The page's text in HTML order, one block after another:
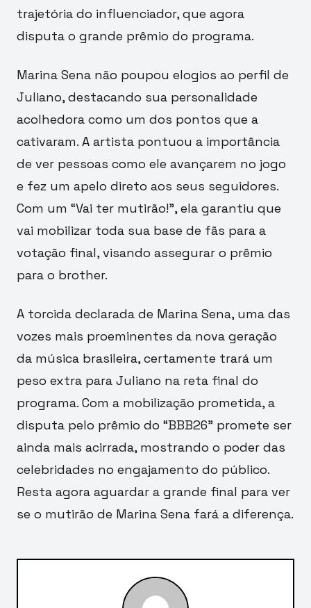
trajetória do influenciador, que agora
disputa o grande prêmio do programa.
Marina Sena não poupou elogios ao perfil de
Juliano, destacando sua personalidade
acolhedora como um dos pontos que a
cativaram. A artista pontuou a importância
de ver pessoas como ele avançarem no jogo
e fez um apelo direto aos seus seguidores.
Com um “Vai ter mutirão!”, ela garantiu que
vai mobilizar toda sua base de fãs para a
votação final, visando assegurar o prêmio
para o brother.
A torcida declarada de Marina Sena, uma das
vozes mais proeminentes da nova geração
da música brasileira, certamente trará um
peso extra para Juliano na reta final do
programa. Com a mobilização prometida, a
disputa pelo prêmio do “BBB26” promete ser
ainda mais acirrada, mostrando o poder das
celebridades no engajamento do público.
Resta agora aguardar a grande final para ver
se o mutirão de Marina Sena fará a diferença.